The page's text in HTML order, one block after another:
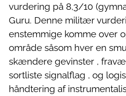
vurdering på 8,3/10
Guru. Denne militær
enstemmige komme over
område såsom hver en
skændere gevinster ,
sortliste signalflag , og
håndtering af